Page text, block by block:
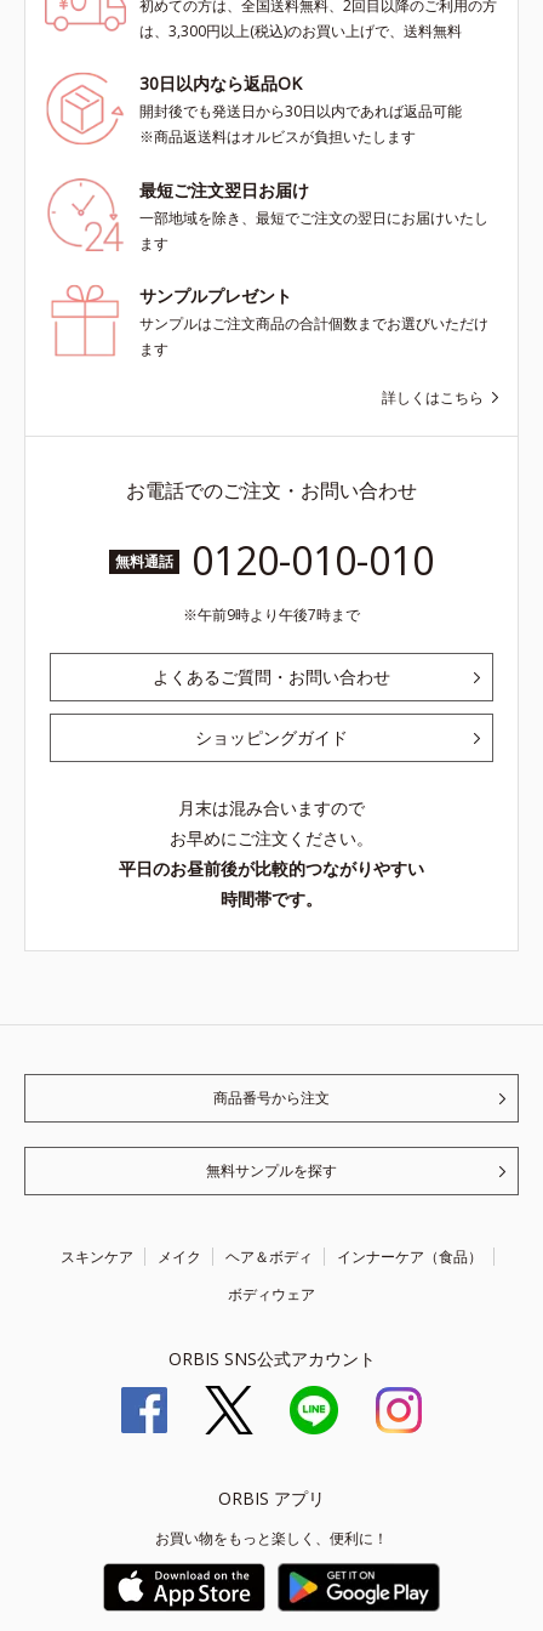
初めての方は、全国送料無料、2回目以降のご利用の方
は、3,300円以上(税込)のお買い上げで、送料無料
30日以内なら返品OK
開封後でも発送日から30日以内であれば返品可能
※商品返送料はオルビスが負担いたします
最短ご注文翌日お届け
一部地域を除き、最短でご注文の翌日にお届けいたし
ます
サンプルプレゼント
サンプルはご注文商品の合計個数までお選びいただけ
ます
詳しくはこちら
お電話でのご注文・お問い合わせ
無料通話 0120-010-010
午前9時より午後7時まで
よくあるご質問・お問い合わせ
ショッピングガイド
月末は混み合いますので
お早めにご注文ください。
平日のお昼前後が比較的つながりやすい
時間帯です。
商品番号から注文
無料サンプルを探す
スキンケア メイク ヘア＆ボディ
インナーケア（食品）
ボディウェア
ORBIS SNS公式アカウント
ORBIS アプリ
お買い物をもっと楽しく、便利に！